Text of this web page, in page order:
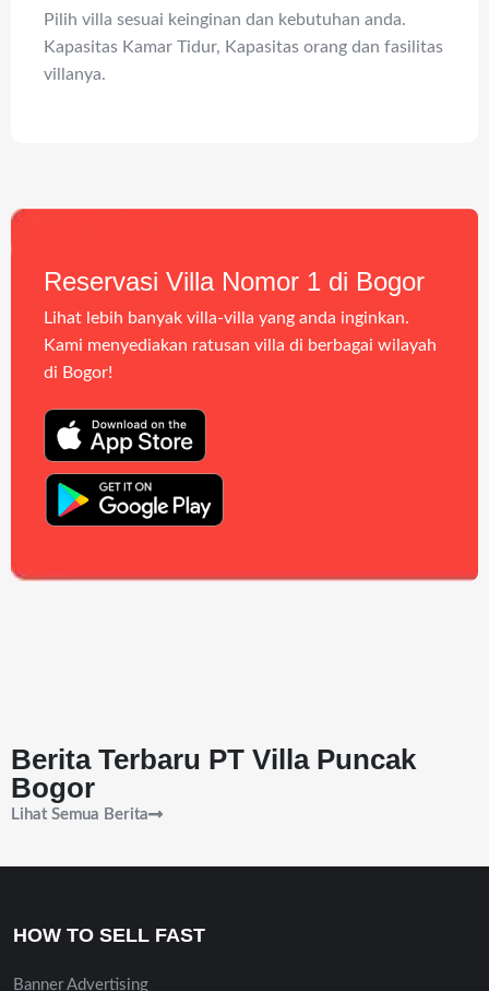
Pilih villa sesuai keinginan dan kebutuhan anda.
Kapasitas Kamar Tidur, Kapasitas orang dan fasilitas
villanya.
Reservasi Villa Nomor 1 di Bogor
Lihat lebih banyak villa-villa yang anda inginkan.
Kami menyediakan ratusan villa di berbagai wilayah
di Bogor!
Berita Terbaru PT Villa Puncak
Bogor
Lihat Semua Berita
HOW TO SELL FAST
Banner Advertising